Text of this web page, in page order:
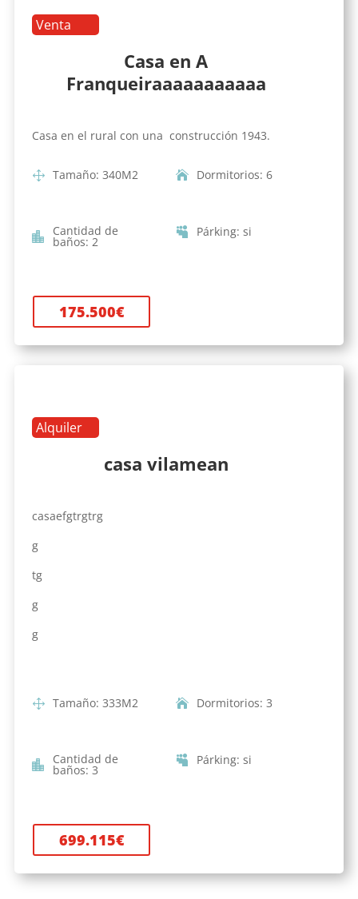
Venta
Casa en A
Franqueiraaaaaaaaaaa
Casa en el rural con una construcción 1943.
Tamaño: 340M2 Dormitorios: 6
Cantidad de
baños: 2
Párking: si
175.500€
Alquiler
casa vilamean
casaefgtrgtrg
g
tg
g
g
Tamaño: 333M2 Dormitorios: 3
Cantidad de
baños: 3
Párking: si
699.115€